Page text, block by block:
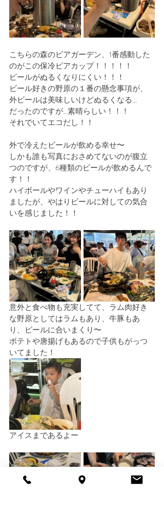
こちらの森のビアガーデン、1番感動した
のがこの保冷ビアカップ！！！！！
ビールがぬるくなりにくい！！！
ビール好きの野原の１番の懸念事項が、
外ビールは美味しいけどぬるくなる…
だったのですが…素晴らしい！！！
それでいてエコだし！！
外で冷えたビールが飲める幸せ〜
しかも誰も写真におさめてないのが腹立
つのですが、6種類のビールが飲めるんで
す！！
ハイボールやワインやチューハイもあり
ましたが、やはりビールに対しての気合
いを感じました！！
意外と食べ物も充実してて、ラム肉好き
な野原としてはラムもあり、牛豚もあ
り、ビールに合いまくり〜
ポテトや唐揚げもあるので子供もがっつ
いてました！
アイスまであるよー